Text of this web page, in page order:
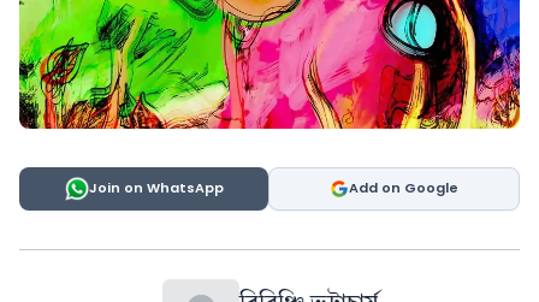
Join on WhatsApp Add on Google